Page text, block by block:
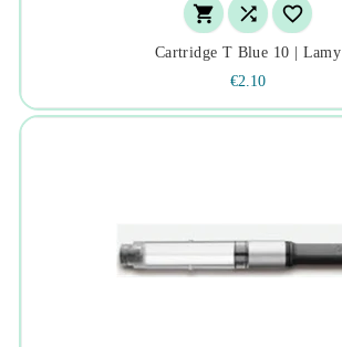
  
Cartridge T Blue 10 | Lamy
€2.10